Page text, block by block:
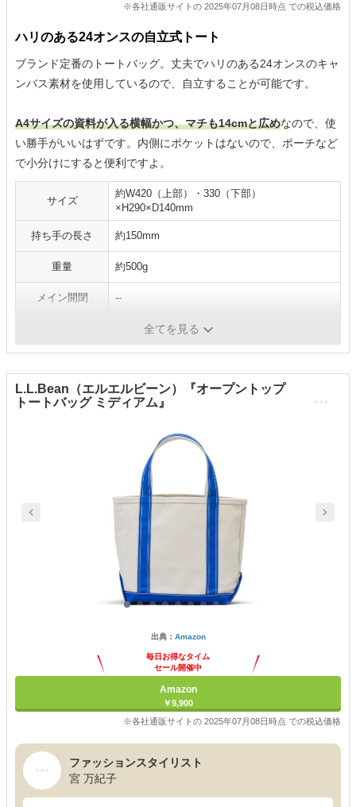
※各社通販サイトの 2025年07月08日時点 での税込価格
ハリのある24オンスの自立式トート
ブランド定番のトートバッグ。丈夫でハリのある24オンスのキャ
ンバス素材を使用しているので、自立することが可能です。
A4サイズの資料が入る横幅かつ、マチも14cmと広めなので、使
い勝手がいいはずです。内側にポケットはないので、ポーチなど
で小分けにすると便利ですよ。
サイズ
約W420（上部）・330（下部）
×H290×D140mm
持ち手の長さ 約150mm
重量 約500g
メイン開閉 --
全てを見る
L.L.Bean（エルエルビーン）『オープントップ
トートバッグ ミディアム』
出典： Amazon
毎日お得なタイム
セール開催中
Amazon
￥9,900
※各社通販サイトの 2025年07月08日時点 での税込価格
ファッションスタイリスト
宮 万紀子